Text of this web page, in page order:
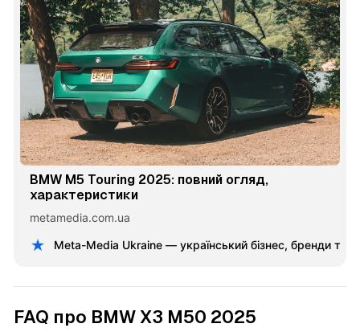
BMW M5 Touring 2025: повний огляд,
характеристики
metamedia.com.ua
Meta-Media Ukraine — український бізнес, бренди та
FAQ про BMW X3 M50 2025